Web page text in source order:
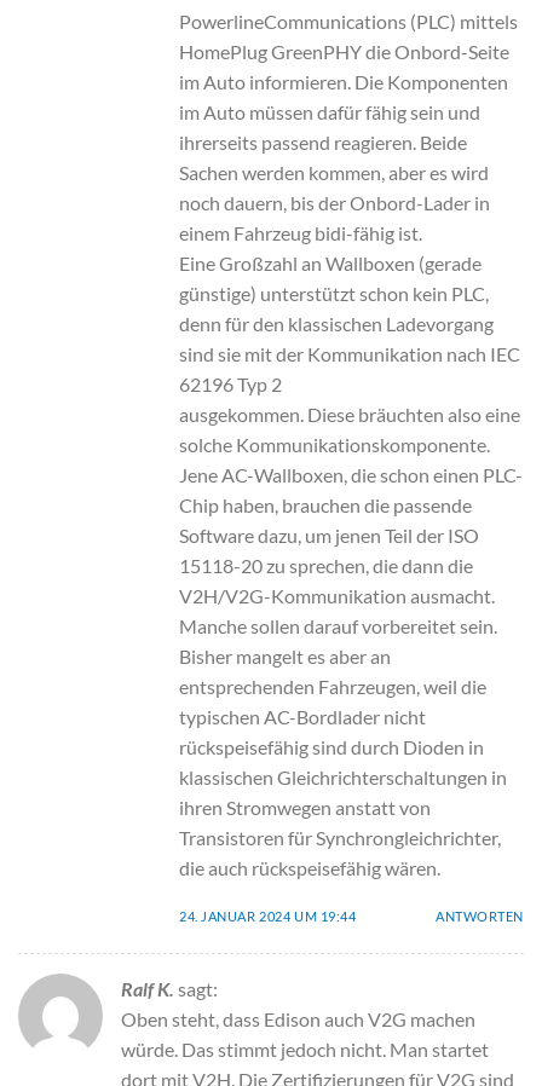
PowerlineCommunications (PLC) mittels
HomePlug GreenPHY die Onbord-Seite
im Auto informieren. Die Komponenten
im Auto müssen dafür fähig sein und
ihrerseits passend reagieren. Beide
Sachen werden kommen, aber es wird
noch dauern, bis der Onbord-Lader in
einem Fahrzeug bidi-fähig ist.
Eine Großzahl an Wallboxen (gerade
günstige) unterstützt schon kein PLC,
denn für den klassischen Ladevorgang
sind sie mit der Kommunikation nach IEC
62196 Typ 2
ausgekommen. Diese bräuchten also eine
solche Kommunikationskomponente.
Jene AC-Wallboxen, die schon einen PLC-
Chip haben, brauchen die passende
Software dazu, um jenen Teil der ISO
15118-20 zu sprechen, die dann die
V2H/V2G-Kommunikation ausmacht.
Manche sollen darauf vorbereitet sein.
Bisher mangelt es aber an
entsprechenden Fahrzeugen, weil die
typischen AC-Bordlader nicht
rückspeisefähig sind durch Dioden in
klassischen Gleichrichterschaltungen in
ihren Stromwegen anstatt von
Transistoren für Synchrongleichrichter,
die auch rückspeisefähig wären.
24. JANUAR 2024 UM 19:44 ANTWORTEN
Ralf K. sagt:
Oben steht, dass Edison auch V2G machen
würde. Das stimmt jedoch nicht. Man startet
dort mit V2H. Die Zertifizierungen für V2G sind